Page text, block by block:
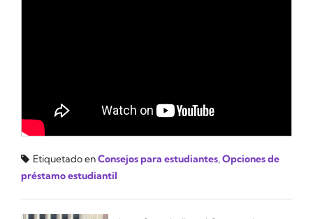
Etiquetado enConsejos para estudiantes,Opciones de
préstamo estudiantil